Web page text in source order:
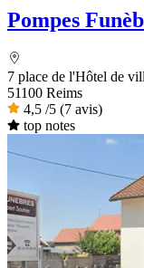
Pompes
7 place de l'Hôtel de
51100 Reims
4,5 /5 (7 avis)
top notes